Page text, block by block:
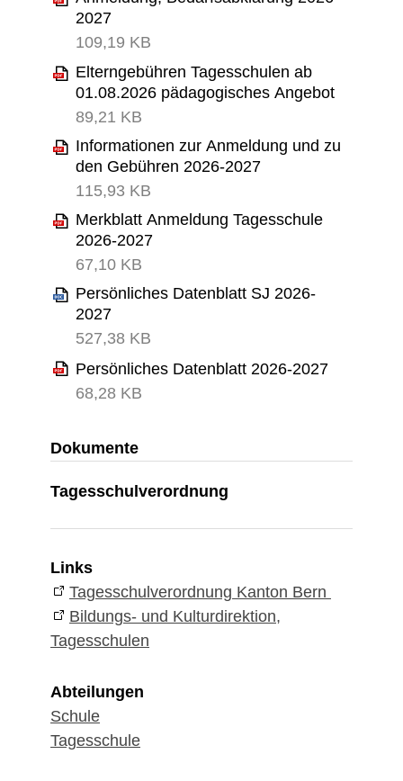
2027
109,19 KB
Elterngebühren Tagesschulen ab
01.08.2026 pädagogisches Angebot
89,21 KB
Informationen zur Anmeldung und zu
den Gebühren 2026-2027
115,93 KB
Merkblatt Anmeldung Tagesschule
2026-2027
67,10 KB
Persönliches Datenblatt SJ 2026-
2027
527,38 KB
Persönliches Datenblatt 2026-2027
68,28 KB
Dokumente
Tagesschulverordnung
Links
Tagesschulverordnung Kanton Bern
Bildungs- und Kulturdirektion,
Tagesschulen
Abteilungen
Schule
Tagesschule